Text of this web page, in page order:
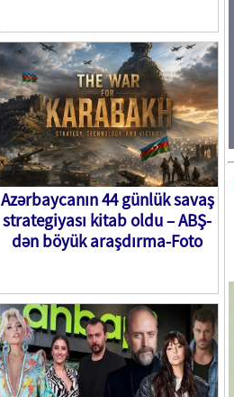
Azərbaycanın 44 günlük savaş
strategiyası kitab oldu – ABŞ-
dən böyük araşdırma-Foto